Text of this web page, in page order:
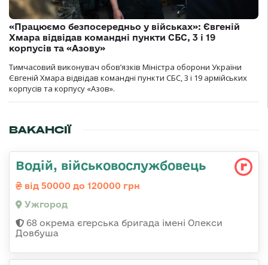
«Працюємо безпосередньо у військах»: Євгеній
Хмара відвідав командні пункти СБС, 3 і 19
корпусів та «Азову»
Тимчасовий виконувач обов’язків Міністра оборони України
Євгеній Хмара відвідав командні пункти СБС, 3 і 19 армійських
корпусів та корпусу «Азов».
ВАКАНСІЇ
Водій, військовослужбовець
від 50000 до 120000 грн
Ужгород
68 окрема єгерська бригада імені Олекси
Довбуша